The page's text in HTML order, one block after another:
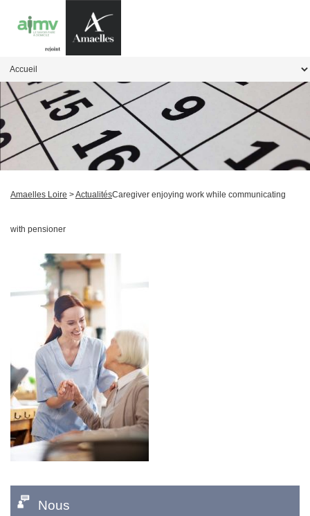
Amaelles Loire >ActualitésCaregiver enjoying work while communicating
with pensioner
Nous